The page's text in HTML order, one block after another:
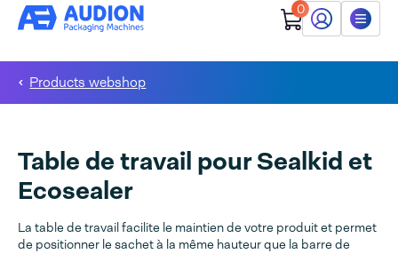
0
Mon Audion
Menu
Products webshop
Table de travail pour Sealkid et
Ecosealer
La table de travail facilite le maintien de votre produit et permet
de positionner le sachet à la même hauteur que la barre de